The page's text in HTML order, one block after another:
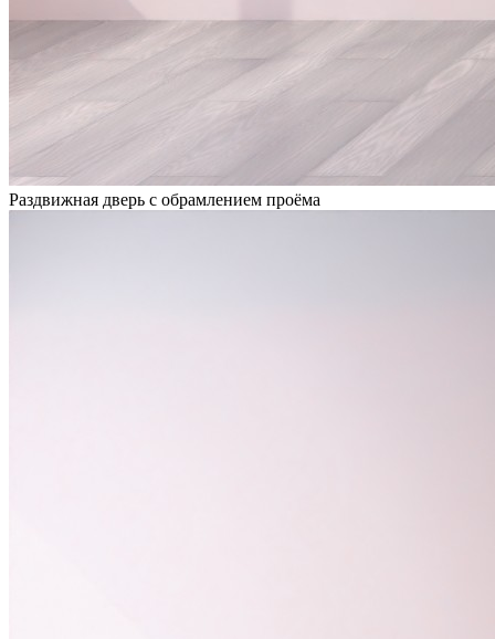
Раздвижная дверь с обрамлением проёма